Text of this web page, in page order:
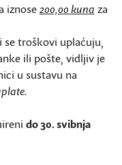
iznose200,00 kuna za
se troškovi uplaćuju,
ili pošte, vidljiv je
u sustavu na
do 30. svibnja